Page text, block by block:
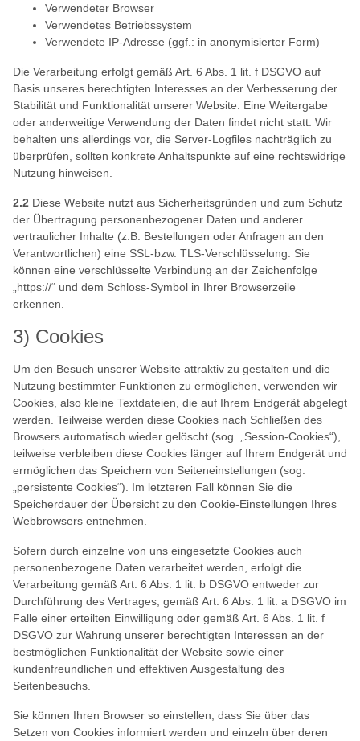
Verwendeter Browser
Verwendetes Betriebssystem
Verwendete IP-Adresse (ggf.: in anonymisierter Form)
Die Verarbeitung erfolgt gemäß Art. 6 Abs. 1 lit. f DSGVO auf
Basis unseres berechtigten Interesses an der Verbesserung der
Stabilität und Funktionalität unserer Website. Eine Weitergabe
oder anderweitige Verwendung der Daten findet nicht statt. Wir
behalten uns allerdings vor, die Server-Logfiles nachträglich zu
überprüfen, sollten konkrete Anhaltspunkte auf eine rechtswidrige
Nutzung hinweisen.
2.2 Diese Website nutzt aus Sicherheitsgründen und zum Schutz
der Übertragung personenbezogener Daten und anderer
vertraulicher Inhalte (z.B. Bestellungen oder Anfragen an den
Verantwortlichen) eine SSL-bzw. TLS-Verschlüsselung. Sie
können eine verschlüsselte Verbindung an der Zeichenfolge
„https://“ und dem Schloss-Symbol in Ihrer Browserzeile
erkennen.
3) Cookies
Um den Besuch unserer Website attraktiv zu gestalten und die
Nutzung bestimmter Funktionen zu ermöglichen, verwenden wir
Cookies, also kleine Textdateien, die auf Ihrem Endgerät abgelegt
werden. Teilweise werden diese Cookies nach Schließen des
Browsers automatisch wieder gelöscht (sog. „Session-Cookies“),
teilweise verbleiben diese Cookies länger auf Ihrem Endgerät und
ermöglichen das Speichern von Seiteneinstellungen (sog.
„persistente Cookies“). Im letzteren Fall können Sie die
Speicherdauer der Übersicht zu den Cookie-Einstellungen Ihres
Webbrowsers entnehmen.
Sofern durch einzelne von uns eingesetzte Cookies auch
personenbezogene Daten verarbeitet werden, erfolgt die
Verarbeitung gemäß Art. 6 Abs. 1 lit. b DSGVO entweder zur
Durchführung des Vertrages, gemäß Art. 6 Abs. 1 lit. a DSGVO im
Falle einer erteilten Einwilligung oder gemäß Art. 6 Abs. 1 lit. f
DSGVO zur Wahrung unserer berechtigten Interessen an der
bestmöglichen Funktionalität der Website sowie einer
kundenfreundlichen und effektiven Ausgestaltung des
Seitenbesuchs.
Sie können Ihren Browser so einstellen, dass Sie über das
Setzen von Cookies informiert werden und einzeln über deren